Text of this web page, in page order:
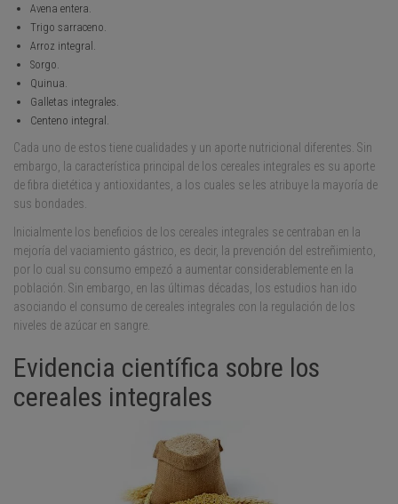
Avena entera.
Trigo sarraceno.
Arroz integral.
Sorgo.
Quinua.
Galletas integrales.
Centeno integral.
Cada uno de estos tiene cualidades y un aporte nutricional diferentes. Sin
embargo, la característica principal de los cereales integrales es su aporte
de fibra dietética y antioxidantes, a los cuales se les atribuye la mayoría de
sus bondades.
Inicialmente los beneficios de los cereales integrales se centraban en la
mejoría del vaciamiento gástrico, es decir, la prevención del estreñimiento,
por lo cual su consumo empezó a aumentar considerablemente en la
población. Sin embargo, en las últimas décadas, los estudios han ido
asociando el consumo de cereales integrales con la regulación de los
niveles de azúcar en sangre.
Evidencia científica sobre los
cereales integrales